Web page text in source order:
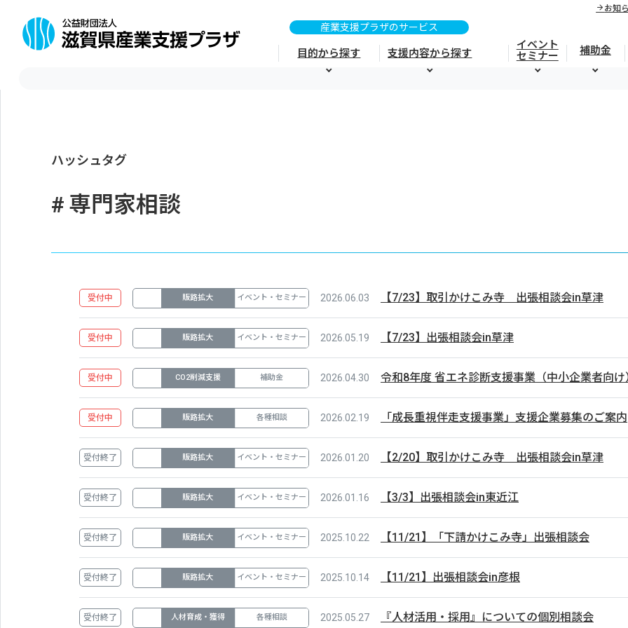
目的から探す 支援内容から探す
イベント
セミナー
補助金
お知
ハッシュタグ
専門家相談
受付中 販路拡大 イベント・セミナー 2026.06.03 【7/23】取引かけこみ寺 出張相談会in草津
受付中 販路拡大 イベント・セミナー 2026.05.19 【7/23】出張相談会in草津
受付中 CO2削減支援 補助金 2026.04.30 令和8年度 省エネ診断支援事業（中小企業者向け
受付中 販路拡大 各種相談 2026.02.19 「成長重視伴走支援事業」支援企業募集のご案内
受付終了 販路拡大 イベント・セミナー 2026.01.20 【2/20】取引かけこみ寺 出張相談会in草津
受付終了 販路拡大 イベント・セミナー 2026.01.16 【3/3】出張相談会in東近江
受付終了 販路拡大 イベント・セミナー 2025.10.22 【11/21】「下請かけこみ寺」出張相談会
受付終了 販路拡大 イベント・セミナー 2025.10.14 【11/21】出張相談会in彦根
受付終了 人材育成・獲得 各種相談 2025.05.27 『人材活用・採用』についての個別相談会